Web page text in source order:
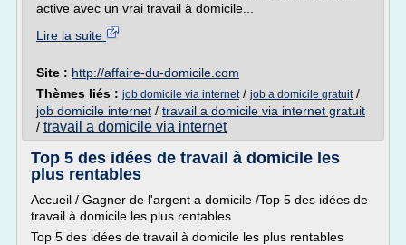
active avec un vrai travail à domicile...
Lire la suite
Site : http://affaire-du-domicile.com
Thèmes liés : job domicile via internet/ job a domicile gratuit/
job domicile internet / travail a domicile via internet gratuit
/ travail a domicile via internet
Top 5 des idées de travail à domicile les
plus rentables
Accueil / Gagner de l'argent a domicile /Top 5 des idées de
travail à domicile les plus rentables
Top 5 des idées de travail à domicile les plus rentables